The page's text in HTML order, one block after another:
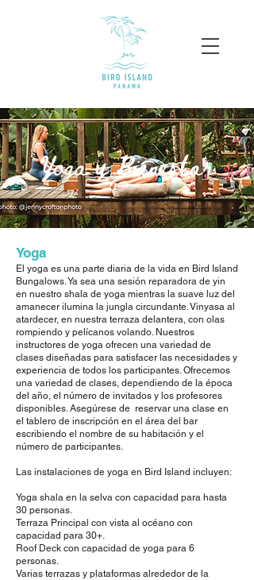
Yoga y Bienestar
​Yoga
El yoga es una parte diaria de la vida en Bird Island
Bungalows. Ya sea una sesión reparadora de yin
en nuestro shala de yoga mientras la suave luz del
amanecer ilumina la jungla circundante. Vinyasa al
atardecer, en nuestra terraza delantera, con olas
rompiendo y pelícanos volando. Nuestros
instructores de yoga ofrecen una variedad de
clases diseñadas para satisfacer las necesidades y
experiencia de todos los participantes. Ofrecemos
una variedad de clases, dependiendo de la época
del año, el número de invitados y los profesores
disponibles. Asegúrese de reservar una clase en
el tablero de inscripción en el área del bar
escribiendo el nombre de su habitación y el
número de participantes.
Las instalaciones de yoga en Bird Island incluyen:
Yoga shala en la selva con capacidad para hasta
30 personas.
Terraza Principal con vista al océano con
capacidad para 30+.
Roof Deck con capacidad de yoga para 6
personas.
Varias terrazas y plataformas alrededor de la